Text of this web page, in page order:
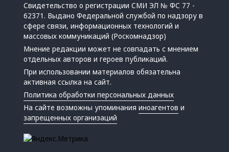
Свидетельство о регистрации СМИ ЭЛ № ФС 77 -
62371. Выдано Федеральной службой по надзору в
сфере связи, информационных технологий и
массовых коммуникаций (Роскомнадзор)
Мнение редакции может не совпадать с мнением
отдельных авторов и героев публикаций.
При использовании материалов обязательна
активная ссылка на сайт.
Политика обработки персональных данных
На сайте возможны упоминанияиноагентов и
запрещенных организаций